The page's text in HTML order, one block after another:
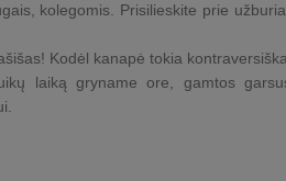
kolegomis. Prisilieskite prie
Kodėl kanapė tokia
laiką gryname ore, gamtos